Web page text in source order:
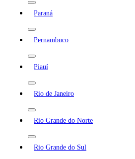
Paraná
Pernambuco
Piauí
Rio de Janeiro
Rio Grande do Norte
Rio Grande do Sul